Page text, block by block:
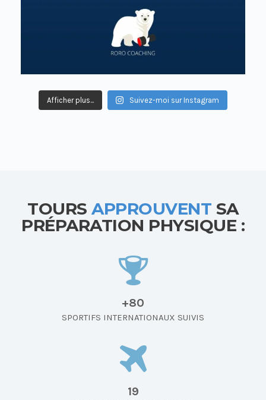
Afficher plus... Suivez-moi sur Instagram
TOURSAPPROUVENT SA
PRÉPARATION PHYSIQUE :
+80
SPORTIFS INTERNATIONAUX SUIVIS
19